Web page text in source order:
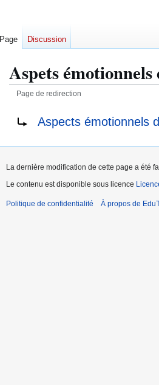
Aspets
Page de redirection
Aspects émotionnels
Page Discussion
La dernière modification de cette page a été
Le contenu est disponible sous licence
Politique de confidentialité À propos de